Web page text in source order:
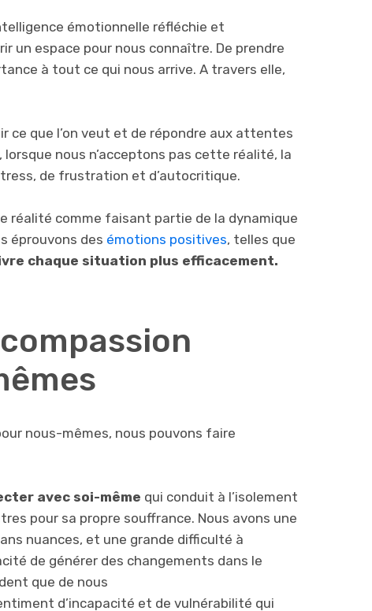
émotionnelle réfléchie et
un espace pour nous connaître. De prendre
à tout ce qui nous arrive. A travers elle,
ce que l’on veut et de répondre aux attentes
lorsque nous n’acceptons pas cette réalité, la
de frustration et d’autocritique.
réalité comme faisant partie de la dynamique
éprouvons des émotions positives, telles que
chaque situation plus efficacement.
nous-mêmes, nous pouvons faire
avec soi-même qui conduit à l’isolement
pour sa propre souffrance. Nous avons une
nuances, et une grande difficulté à
de générer des changements dans le
que de nous
d’incapacité et de vulnérabilité qui